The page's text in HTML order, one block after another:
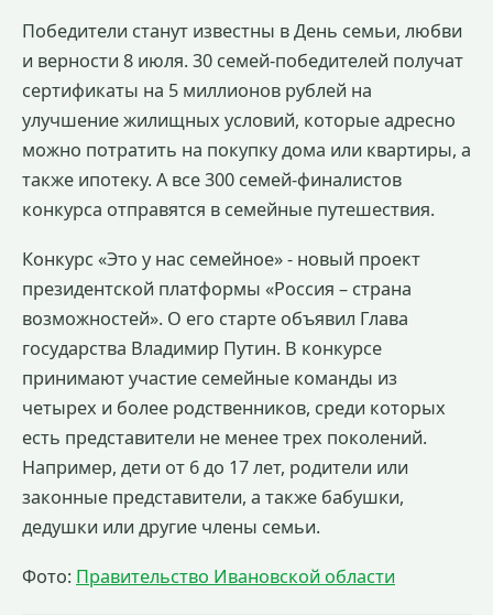
Победители станут известны в День семьи, любви
и верности 8 июля. 30 семей-победителей получат
сертификаты на 5 миллионов рублей на
улучшение жилищных условий, которые адресно
можно потратить на покупку дома или квартиры, а
также ипотеку. А все 300 семей-финалистов
конкурса отправятся в семейные путешествия.
Конкурс «Это у нас семейное» - новый проект
президентской платформы «Россия – страна
возможностей». О его старте объявил Глава
государства Владимир Путин. В конкурсе
принимают участие семейные команды из
четырех и более родственников, среди которых
есть представители не менее трех поколений.
Например, дети от 6 до 17 лет, родители или
законные представители, а также бабушки,
дедушки или другие члены семьи.
Фото: Правительство Ивановской области